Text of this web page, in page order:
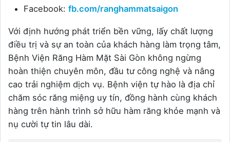
Facebook: fb.com/ranghammatsaigon
Với định hướng phát triển bền vững, lấy chất lượng
điều trị và sự an toàn của khách hàng làm trọng tâm,
Bệnh Viện Răng Hàm Mặt Sài Gòn không ngừng
hoàn thiện chuyên môn, đầu tư công nghệ và nâng
cao trải nghiệm dịch vụ. Bệnh viện tự hào là địa chỉ
chăm sóc răng miệng uy tín, đồng hành cùng khách
hàng trên hành trình sở hữu hàm răng khỏe mạnh và
nụ cười tự tin lâu dài.